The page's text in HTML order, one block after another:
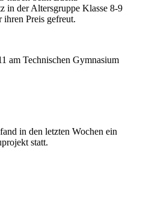
in der Altersgruppe Klasse 8-9
ihren Preis gefreut.
in den letzten Wochen ein
statt.